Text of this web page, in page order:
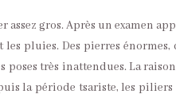
assez gros. Après un examen
pluies. Des pierres énormes,
poses très inattendues. La
la période tsariste, les